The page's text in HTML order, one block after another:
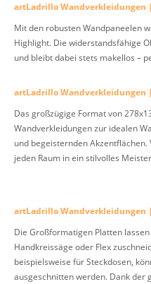
artLadrillo Wandverkleidungen
Mit den robusten Wandpaneelen
Highlight. Die widerstandsfähige
und bleibt dabei stets makellos –
artLadrillo Wandverkleidungen
Das großzügige Format von
Wandverkleidungen zur idealen
und begeisternden
jeden Raum in ein stilvolles
artLadrillo Wandverkleidungen
Die Großformatigen Platten
Handkreissäge oder Flex
beispielsweise für Steckdosen,
ausgeschnitten werden. Dank der